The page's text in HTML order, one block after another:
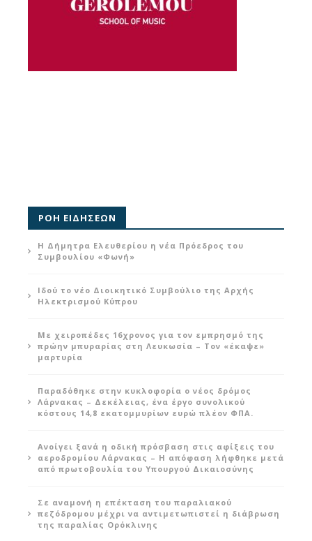
ΡΟΗ ΕΙΔΗΣΕΩΝ
Η Δήμητρα Ελευθερίου η νέα Πρόεδρος του
Συμβουλίου «Φωνή»
Ιδού το νέο Διοικητικό Συμβούλιο της Αρχής
Ηλεκτρισμού Κύπρου
Με χειροπέδες 16χρονος για τον εμπρησμό της
πρώην μπυραρίας στη Λευκωσία – Τον «έκαψε»
μαρτυρία
Παραδόθηκε στην κυκλοφορία ο νέος δρόμος
Λάρνακας – Δεκέλειας, ένα έργο συνολικού
κόστους 14,8 εκατομμυρίων ευρώ πλέον ΦΠΑ.
Ανοίγει ξανά η οδική πρόσβαση στις αφίξεις του
αεροδρομίου Λάρνακας – Η απόφαση λήφθηκε μετά
από πρωτοβουλία του Υπουργού Δικαιοσύνης
Σε αναμονή η επέκταση του παραλιακού
πεζόδρομου μέχρι να αντιμετωπιστεί η διάβρωση
της παραλίας Ορόκλινης